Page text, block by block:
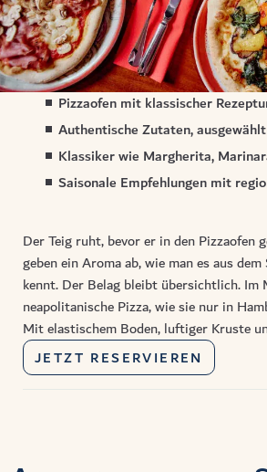
Pizzaofen mit klassischer
Authentische Zutaten,
Klassiker wie Margherita,
Saisonale Empfehlungen mit
Der Teig ruht, bevor er in den Pizzaofen
geben ein Aroma ab, wie man es aus
kennt. Der Belag bleibt übersichtlich.
neapolitanische Pizza, wie sie nur in
Mit elastischem Boden, luftiger Kruste
JETZT RESERVIEREN